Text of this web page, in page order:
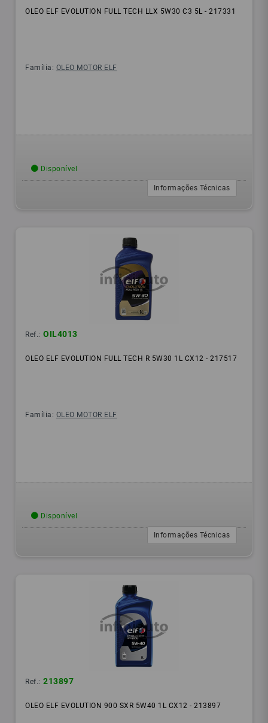
OLEO ELF EVOLUTION FULL TECH LLX 5W30 C3 5L - 217331
Família: OLEO MOTOR ELF
Disponível
Informações Técnicas
Ref.: OIL4013
OLEO ELF EVOLUTION FULL TECH R 5W30 1L CX12 - 217517
Família: OLEO MOTOR ELF
Disponível
Informações Técnicas
Ref.: 213897
OLEO ELF EVOLUTION 900 SXR 5W40 1L CX12 - 213897